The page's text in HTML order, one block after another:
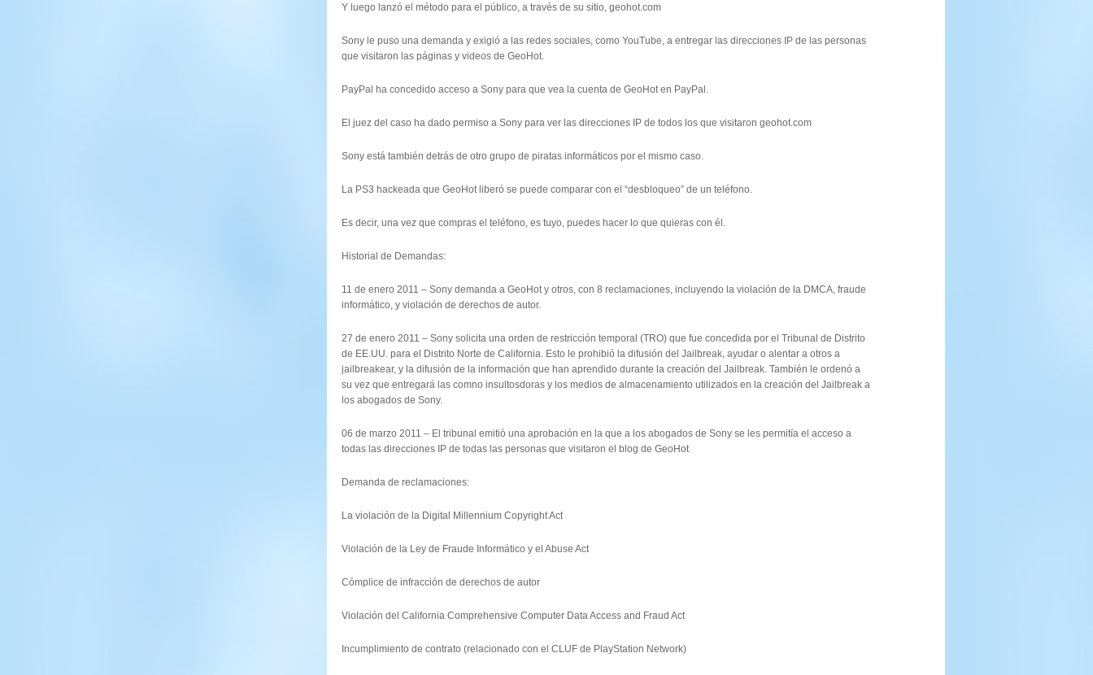
Y luego lanzó el método para el público, a través de su sitio, geohot.com
Sony le puso una demanda y exigió a las redes sociales, como YouTube, a entregar las direcciones IP de las personas
que visitaron las páginas y videos de GeoHot.
PayPal ha concedido acceso a Sony para que vea la cuenta de GeoHot en PayPal.
El juez del caso ha dado permiso a Sony para ver las direcciones IP de todos los que visitaron geohot.com
Sony está también detrás de otro grupo de piratas informáticos por el mismo caso.
La PS3 hackeada que GeoHot liberó se puede comparar con el “desbloqueo” de un teléfono.
Es decir, una vez que compras el teléfono, es tuyo, puedes hacer lo que quieras con él.
Historial de Demandas:
11 de enero 2011 – Sony demanda a GeoHot y otros, con 8 reclamaciones, incluyendo la violación de la DMCA, fraude
informático, y violación de derechos de autor.
27 de enero 2011 – Sony solicita una orden de restricción temporal (TRO) que fue concedida por el Tribunal de Distrito
de EE.UU. para el Distrito Norte de California. Esto le prohibió la difusión del Jailbreak, ayudar o alentar a otros a
jailbreakear, y la difusión de la información que han aprendido durante la creación del Jailbreak. También le ordenó a
su vez que entregará las comno insultosdoras y los medios de almacenamiento utilizados en la creación del Jailbreak a
los abogados de Sony.
06 de marzo 2011 – El tribunal emitió una aprobación en la que a los abogados de Sony se les permitía el acceso a
todas las direcciones IP de todas las personas que visitaron el blog de GeoHot
Demanda de reclamaciones:
La violación de la Digital Millennium Copyright Act
Violación de la Ley de Fraude Informático y el Abuse Act
Cómplice de infracción de derechos de autor
Violación del California Comprehensive Computer Data Access and Fraud Act
Incumplimiento de contrato (relacionado con el CLUF de PlayStation Network)